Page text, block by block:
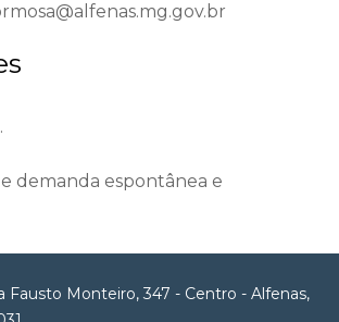
demanda espontânea e
Fausto Monteiro, 347 - Centro - Alfenas,